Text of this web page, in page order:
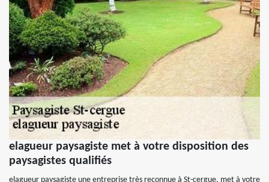
elagueur paysagiste met à votre disposition des
paysagistes qualifiés
elagueur paysagiste une entreprise très reconnue à St-cergue, met à votre